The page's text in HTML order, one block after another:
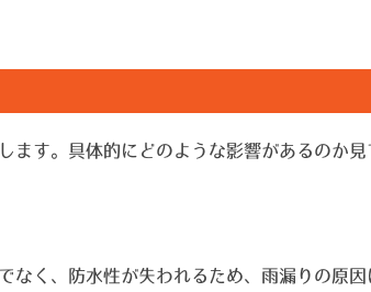
す。具体的にどのような影響があるのか見
く、防水性が失われるため、雨漏りの原因